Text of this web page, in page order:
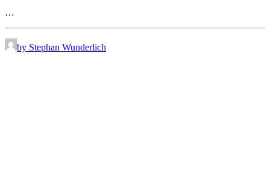
…
by Stephan Wunderlich